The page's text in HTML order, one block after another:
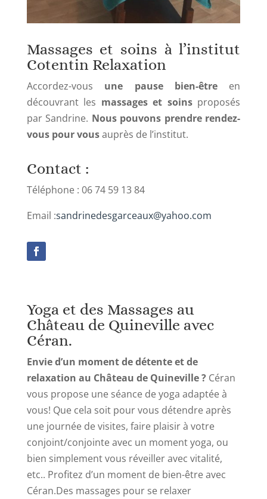
Massages et soins à l’institut
Cotentin Relaxation
Accordez-vous une pause bien-êtreen
découvrant les massages et soinsproposés
par Sandrine. Nous pouvons prendre rendez-
vous pour vousauprès de l’institut.
Contact :
Téléphone : 06 74 59 13 84
Email :sandrinedesgarceaux@yahoo.com
Yoga et des Massages au
Château de Quineville avec
Céran.
Envie d’un moment de détente et de
relaxation au Château de Quineville ? Céran
vous propose une séance de yoga adaptée à
vous! Que cela soit pour vous détendre après
une journée de visites, faire plaisir à votre
conjoint/conjointe avec un moment yoga, ou
bien simplement vous réveiller avec vitalité,
etc.. Profitez d’un moment de bien-être avec
Céran.Des massages pour se relaxer